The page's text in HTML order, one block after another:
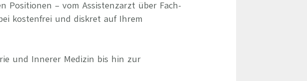
Positionen – vom Assistenzarzt über Fach-
kostenfrei und diskret auf Ihrem
und Innerer Medizin bis hin zur